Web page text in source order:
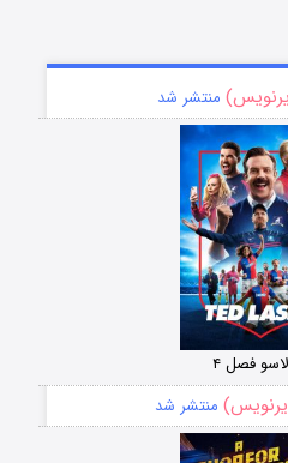
منتشر شد
فصل ۴
منتشر شد